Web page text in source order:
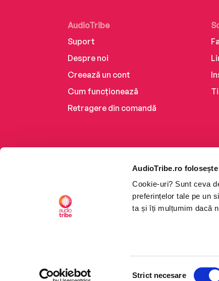
AudioTribe.ro
Cookie-uri? Sunt ceva
preferințelor tale pe un
ta și îți mulțumim dacă
Strict necesare
AudioTribe
Suport
Despre noi
Creează un cont
Cum funcționează
Retragere din comandă
©2026 Nemo EPG